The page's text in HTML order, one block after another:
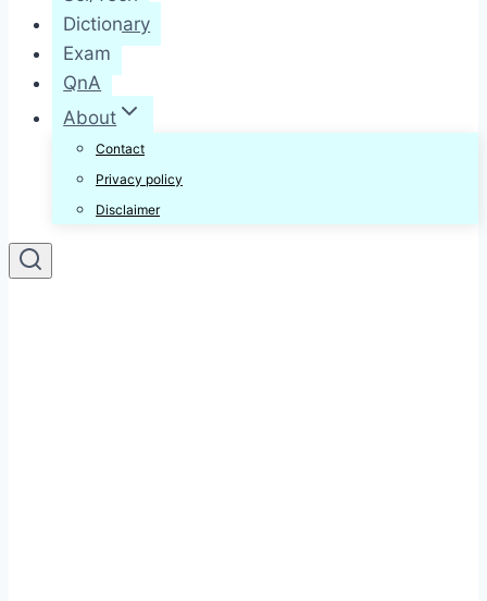
Dictionary
Exam
QnA
About
Contact
Privacy policy
Disclaimer